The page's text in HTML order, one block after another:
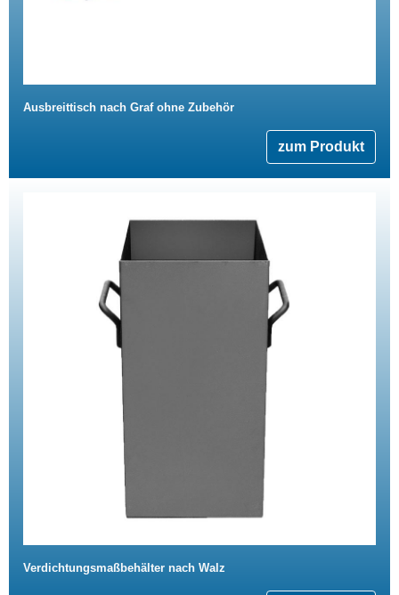
Ausbreittisch nach Graf ohne Zubehör
zum Produkt
Verdichtungsmaßbehälter nach Walz